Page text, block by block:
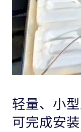
轻量、小
可完成安装